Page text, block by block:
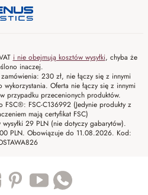
i nie obejmują kosztów wysyłki, chyba że
inaczej.
230 zł, nie łączy się z innymi
Oferta nie łączy się z innymi
przypadku przecenionych produktów.
FSC®: FSC-C136992 (Jedynie produkty z
mają certyfikat FSC)
29 PLN (nie dotyczy gabarytów).
PLN. Obowiązuje do 11.08.2026. Kod: